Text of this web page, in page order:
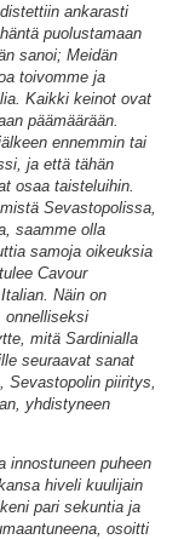
ankarasti
puolustamaan
sanoi; Meidän
toivomme ja
Kaikki keinot ovat
päämäärään.
ennemmin tai
ja että tähän
osaa taisteluihin.
Sevastopolissa,
saamme olla
samoja oikeuksia
Cavour
Näin on
onnelliseksi
mitä Sardinialla
seuraavat sanat
Sevastopolin piiritys,
yhdistyneen
innostuneen puheen
hiveli kuulijain
pari sekuntia ja
osoitti